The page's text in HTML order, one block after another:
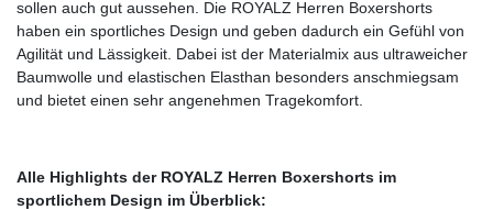
sollen auch gut aussehen. Die ROYALZ Herren Boxershorts
haben ein sportliches Design und geben dadurch ein Gefühl von
Agilität und Lässigkeit. Dabei ist der Materialmix aus ultraweicher
Baumwolle und elastischen Elasthan besonders anschmiegsam
und bietet einen sehr angenehmen Tragekomfort.
Alle Highlights der ROYALZ Herren Boxershorts im
sportlichem Design im Überblick: